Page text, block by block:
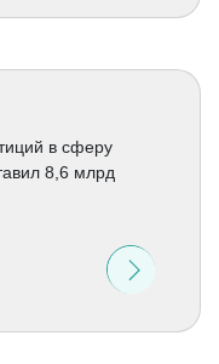
в сферу
8,6 млрд